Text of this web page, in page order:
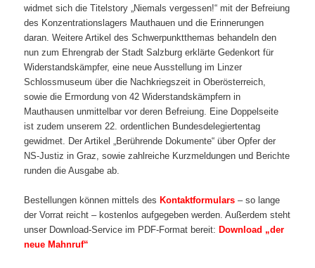
widmet sich die Titelstory „Niemals vergessen!“ mit der Befreiung
des Konzentrationslagers Mauthauen und die Erinnerungen
daran. Weitere Artikel des Schwerpunktthemas behandeln den
nun zum Ehrengrab der Stadt Salzburg erklärte Gedenkort für
Widerstandskämpfer, eine neue Ausstellung im Linzer
Schlossmuseum über die Nachkriegszeit in Oberösterreich,
sowie die Ermordung von 42 Widerstandskämpfern in
Mauthausen unmittelbar vor deren Befreiung. Eine Doppelseite
ist zudem unserem 22. ordentlichen Bundesdelegiertentag
gewidmet. Der Artikel „Berührende Dokumente“ über Opfer der
NS-Justiz in Graz, sowie zahlreiche Kurzmeldungen und Berichte
runden die Ausgabe ab.
Bestellungen können mittels des Kontaktformulars – so lange
der Vorrat reicht – kostenlos aufgegeben werden. Außerdem steht
unser Download-Service im PDF-Format bereit: Download „der
neue Mahnruf“